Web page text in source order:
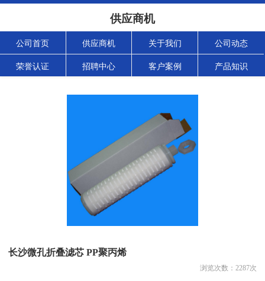
供应商机
公司首页 供应商机 关于我们 公司动态
荣誉认证 招聘中心 客户案例 产品知识
长沙微孔折叠滤芯 PP聚丙烯
浏览次数： 2287次